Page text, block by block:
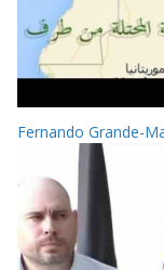
Fernando Grande-